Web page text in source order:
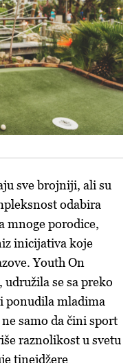
sve brojniji, ali su
odabira
mnoge porodice,
inicijativa koje
Youth On
se sa preko
ponudila mladima
samo da čini sport
raznolikost u svetu
tinejdžere